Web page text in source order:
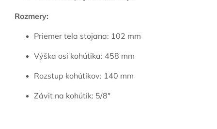
Rozmery:
Priemer tela stojana: 102 mm
Výška osi kohútika: 458 mm
Rozstup kohútikov: 140 mm
Závit na kohútik: 5/8"